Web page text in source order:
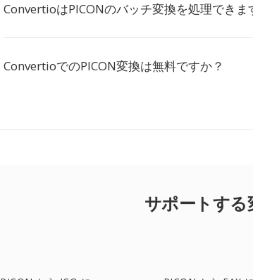
ConvertioはPICONのバッチ変換を処理できま
ConvertioでのPICON変換は無料ですか？
サポートする